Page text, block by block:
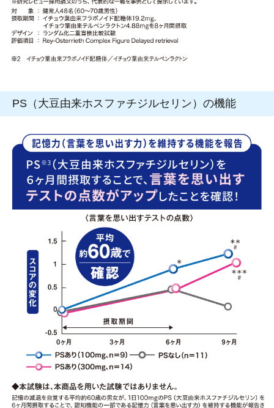
PS（大豆由来ホスファチジルセリン）の機能